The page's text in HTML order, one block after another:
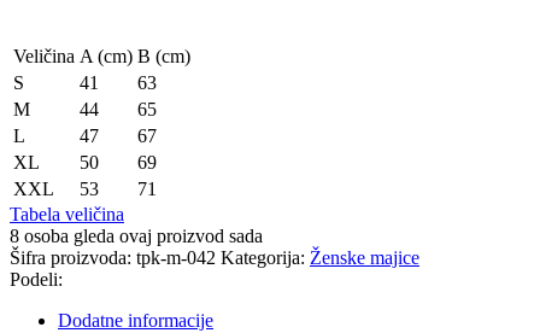
Veličina A (cm) B (cm)
S
41
63
M
44
65
L
47
67
XL
50
69
XXL
53
71
Tabela veličina
8 osoba gleda ovaj proizvod sada
Šifra proizvoda: tpk-m-042 Kategorija: Ženske majice
Podeli:
Dodatne informacije